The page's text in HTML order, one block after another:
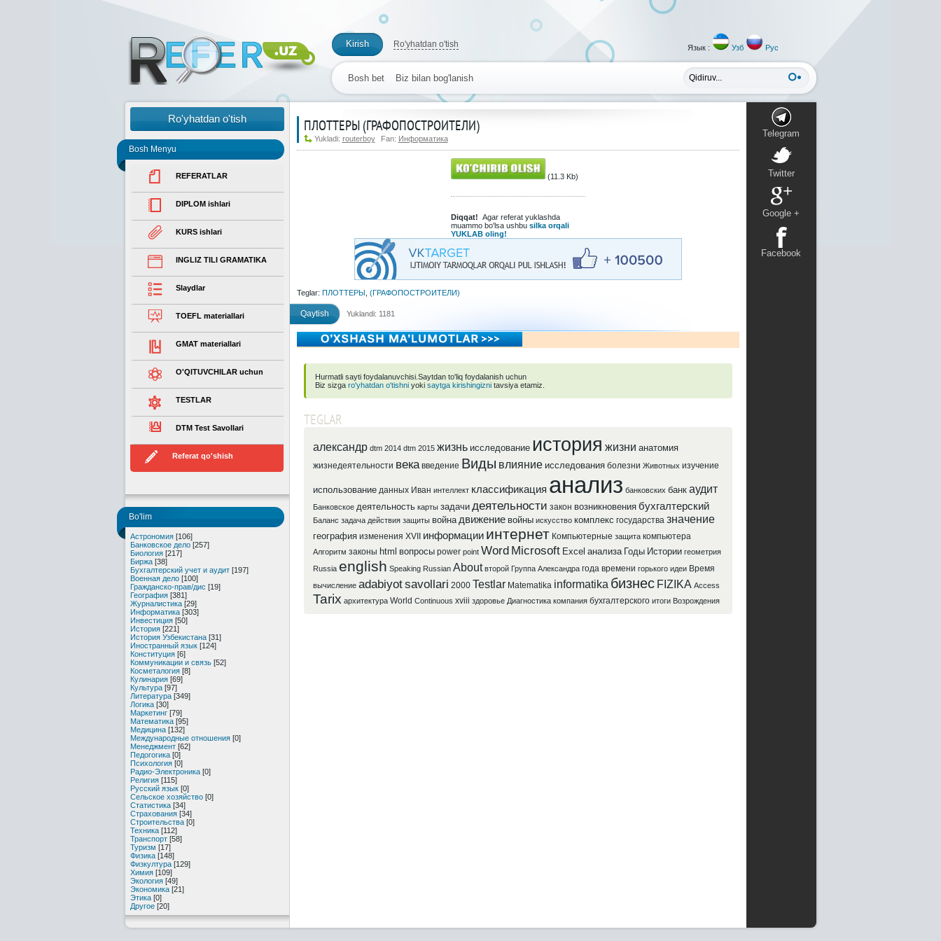
Kirish Ro'yhatdan o'tish Язык : Узб Рус
Bosh bet Biz bilan bog'lanish
Ro'yhatdan o'tish
Bosh Menyu
REFERATLAR
DIPLOM ishlari
KURS ishlari
INGLIZ TILI GRAMATIKA
Slaydlar
TOEFL materiallari
GMAT materiallari
O'QITUVCHILAR uchun
TESTLAR
DTM Test Savollari
Referat qo'shish
Bo'lim
Астрономия [106]
Банковское дело [257]
Биология [217]
Биржа [38]
Бухгалтерский учет и аудит [197]
Военная дело [100]
Гражданско-прав/дис [19]
География [381]
Журналистика [29]
Информатика [303]
Инвестиция [50]
История [221]
История Узбекистана [31]
Иностранный язык [124]
Конституция [6]
Коммуникации и связь [52]
Косметалогия [8]
Кулинария [69]
Культура [97]
Литература [349]
Логика [30]
Маркетинг [79]
Математика [95]
Медицина [132]
Международные отношения [0]
Менеджмент [62]
Педогогика [0]
Психология [0]
Радио-Электроника [0]
Религия [115]
Русский язык [0]
Сельское хозяйство [0]
Статистика [34]
Страхования [34]
Строительства [0]
Техника [112]
Транспорт [58]
Туризм [17]
Физика [148]
Физкултура [129]
Химия [109]
Экология [49]
Экономика [21]
Этика [0]
Другое [20]
Telegram
Twitter
Google +
Facebook
ПЛОТТЕРЫ (ГРАФОПОСТРОИТЕЛИ)
Yukladi: routerboy Fan: Информатика
(11.3 Kb)
Diqqat! Agar referat yuklashda
muammo bo'lsa ushbu silka orqali
YUKLAB oling!
Teglar: ПЛОТТЕРЫ (ГРАФОПОСТРОИТЕЛИ)
Qaytish Yuklandi: 1181
Hurmatli sayti foydalanuvchisi.Saytdan to'liq foydalanish uchun
Biz sizga ro'yhatdan o'tishniyoki saytga kirishingiznitavsiya etamiz.
TEGLAR
александр dtm 2014 dtm 2015 жизнь исследование история жизни анатомия
жизнедеятельности века введение Виды влияние исследования болезни Животных изучение
использование данных Иван интеллект классификация анализ банковских банк аудит
Банковское деятельность карты задачи деятельности закон возникновения бухгалтерский
Баланс задача действия защиты война движение войны искусство комплекс государства значение
география изменения XVII информации интернет Компьютерные защита компьютера
Алгоритм законы html вопросы power point Word Microsoft Excel анализа Годы Истории геометрия
Russia english Speaking Russian About второй Группа Александра года времени горького идеи Время
вычисление adabiyotsavollari 2000 Testlar Matematika informatika бизнес FIZIKA Access
Tarix архитектура World Continuous xviii здоровье Диагностика компания бухгалтерского итоги Возрождения